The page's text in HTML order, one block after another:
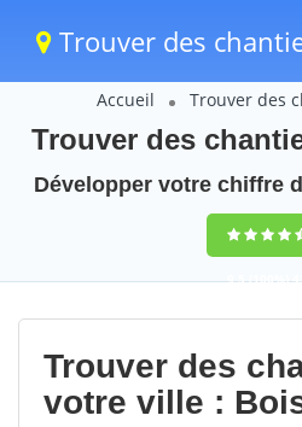
Trouver des
Accueil Trouver des
Trouver des
Développer votre chiffre
9,5(100%)
votes
Trouver des
votre ville :